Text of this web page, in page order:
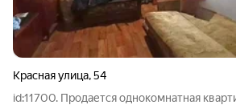
Красная улица,54
id:11700. Продается однокомнатная